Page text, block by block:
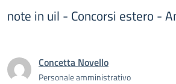
note in uil - Concorsi estero -
Concetta Novello
Personale amministrativo